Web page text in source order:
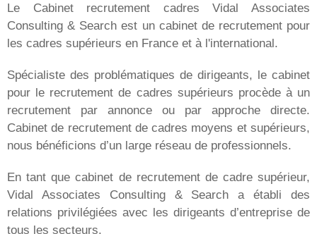
Le Cabinet recrutement cadres Vidal Associates
Consulting & Search est un cabinet de recrutement pour
les cadres supérieurs en France et à l'international.
Spécialiste des problématiques de dirigeants, le cabinet
pour le recrutement de cadres supérieurs procède à un
recrutement par annonce ou par approche directe.
Cabinet de recrutement de cadres moyens et supérieurs,
nous bénéficions d’un large réseau de professionnels.
En tant que cabinet de recrutement de cadre supérieur,
Vidal Associates Consulting & Search a établi des
relations privilégiées avec les dirigeants d’entreprise de
tous les secteurs.